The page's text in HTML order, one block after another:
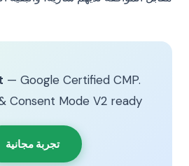
— Google Certified CMP.
Consent Mode V2 ready.
تجربة مجانية